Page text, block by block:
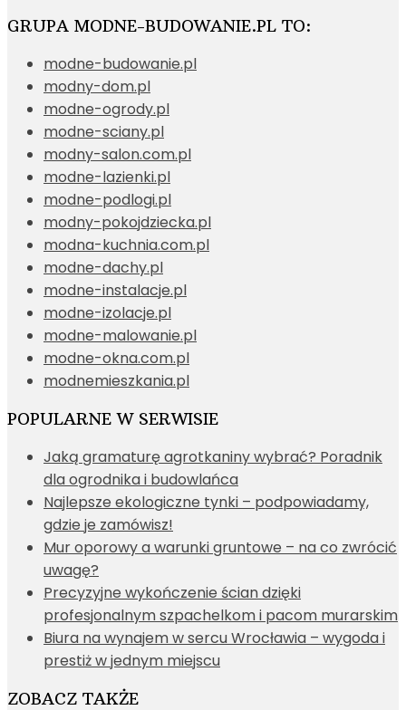
GRUPA MODNE-BUDOWANIE.PL TO:
modne-budowanie.pl
modny-dom.pl
modne-ogrody.pl
modne-sciany.pl
modny-salon.com.pl
modne-lazienki.pl
modne-podlogi.pl
modny-pokojdziecka.pl
modna-kuchnia.com.pl
modne-dachy.pl
modne-instalacje.pl
modne-izolacje.pl
modne-malowanie.pl
modne-okna.com.pl
modnemieszkania.pl
POPULARNE W SERWISIE
Jaką gramaturę agrotkaniny wybrać? Poradnik
dla ogrodnika i budowlańca
Najlepsze ekologiczne tynki – podpowiadamy,
gdzie je zamówisz!
Mur oporowy a warunki gruntowe – na co zwrócić
uwagę?
Precyzyjne wykończenie ścian dzięki
profesjonalnym szpachelkom i pacom murarskim
Biura na wynajem w sercu Wrocławia – wygoda i
prestiż w jednym miejscu
ZOBACZ TAKŻE